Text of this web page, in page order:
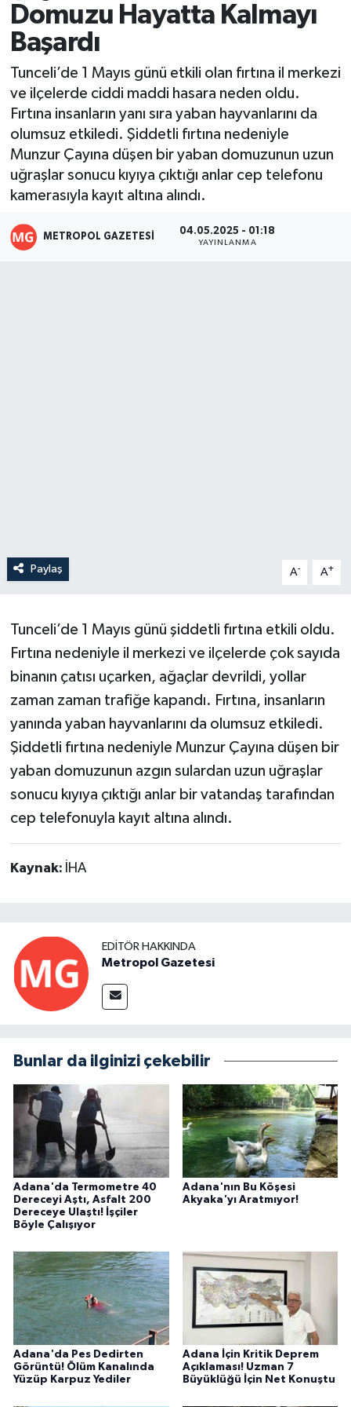
Domuzu Hayatta Kalmayı
Başardı
Tunceli’de 1 Mayıs günü etkili olan fırtına il merkezi
ve ilçelerde ciddi maddi hasara neden oldu.
Fırtına insanların yanı sıra yaban hayvanlarını da
olumsuz etkiledi. Şiddetli fırtına nedeniyle
Munzur Çayına düşen bir yaban domuzunun uzun
uğraşlar sonucu kıyıya çıktığı anlar cep telefonu
kamerasıyla kayıt altına alındı.
METROPOL GAZETESI 04.05.2025 - 01:18
YAYINLANMA
Paylaş A- A+
Tunceli’de 1 Mayıs günü şiddetli fırtına etkili oldu.
Fırtına nedeniyle il merkezi ve ilçelerde çok sayıda
binanın çatısı uçarken, ağaçlar devrildi, yollar
zaman zaman trafiğe kapandı. Fırtına, insanların
yanında yaban hayvanlarını da olumsuz etkiledi.
Şiddetli fırtına nedeniyle Munzur Çayına düşen bir
yaban domuzunun azgın sulardan uzun uğraşlar
sonucu kıyıya çıktığı anlar bir vatandaş tarafından
cep telefonuyla kayıt altına alındı.
Kaynak: İHA
EDITÖR HAKKINDA
Metropol Gazetesi
Bunlar da ilginizi çekebilir
Adana'da Termometre 40
Dereceyi Aştı, Asfalt 200
Dereceye Ulaştı! İşçiler
Böyle Çalışıyor
Adana'nın Bu Köşesi
Akyaka'yı Aratmıyor!
Adana'da Pes Dedirten
Görüntü! Ölüm Kanalında
Yüzüp Karpuz Yediler
Adana İçin Kritik Deprem
Açıklaması! Uzman 7
Büyüklüğü İçin Net Konuştu
Resmi İlanlar